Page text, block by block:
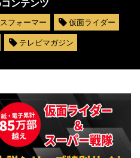
フォーマー
仮面ライダー
テレビマガジン